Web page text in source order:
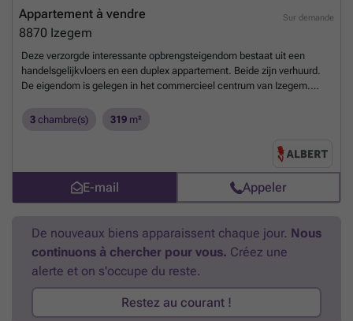
Sur demande
Appartement à vendre
8870 Izegem
Deze verzorgde interessante opbrengsteigendom bestaat uit een
handelsgelijkvloers en een duplex appartement. Beide zijn verhuurd.
De eigendom is gelegen in het commercieel centrum van Izegem.
indeling is als volgt: . kelder . winkelruimte met etalage . kitchenette .
De indeling is als volgt: verdieping 1: . inkomhal . leefruimte . keuken
met aansluitend terras . grote badkamer met bad en douche, dubbel
lavabomeubel verdieping 2: . nachthall . drie slaapkamers Zolder
Heeft u interesse in deze eigendom? Bel naar Angelique op ###
savoir plus ?
3 chambre(s) 319 m²
E-mail Appeler
De nouveaux biens apparaissent chaque jour. Nous
continuons à chercher pour vous. Créez une
alerte et on s'occupe du reste.
Restez au courant !